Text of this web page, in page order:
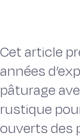
Cet article
années
pâturage
rustique
ouverts des